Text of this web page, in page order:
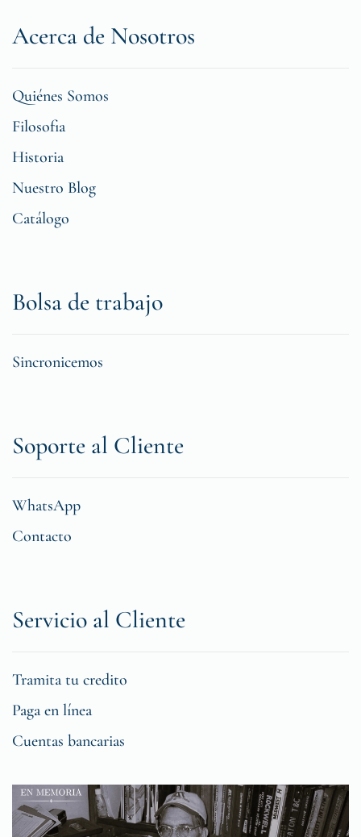
Acerca de Nosotros
Quiénes Somos
Filosofia
Historia
Nuestro Blog
Catálogo
Bolsa de trabajo
Sincronicemos
Soporte al Cliente
WhatsApp
Contacto
Servicio al Cliente
Tramita tu credito
Paga en línea
Cuentas bancarias